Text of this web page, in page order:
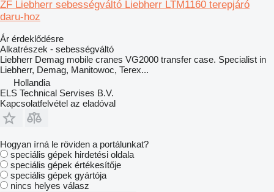
ZF Liebherr sebességváltó Liebherr LTM1160 terepjáró
daru-hoz
Ár érdeklődésre
Alkatrészek - sebességváltó
Liebherr Demag mobile cranes VG2000 transfer case. Specialist in
Liebherr, Demag, Manitowoc, Terex...
Hollandia
ELS Technical Servises B.V.
Kapcsolatfelvétel az eladóval
Hogyan írná le röviden a portálunkat?
speciális gépek hirdetési oldala
speciális gépek értékesítője
speciális gépek gyártója
nincs helyes válasz